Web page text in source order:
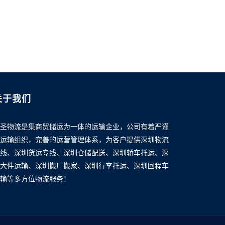
于我们
物流是集商贸储运为一体的运输企业，公司有着严谨
输组织，完善的运营管理体系，为客户提供深圳物流
、深圳货运专线、深圳仓储配送、深圳轿车托运、深
件运输、深圳搬厂搬家、深圳行李托运、深圳回程车
等多方位物流服务！